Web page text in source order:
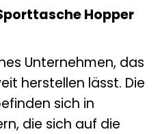
Hopper
Unternehmen, das
herstellen lässt. Die
sich in
die sich auf die